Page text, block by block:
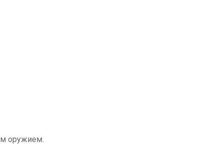
оружием.